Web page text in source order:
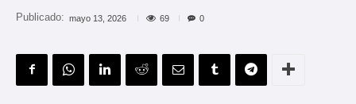
Publicado: mayo 13, 2026 69 0